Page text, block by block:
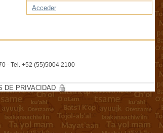
Acceder
- Tel. +52 (55)5004 2100
DE PRIVACIDAD